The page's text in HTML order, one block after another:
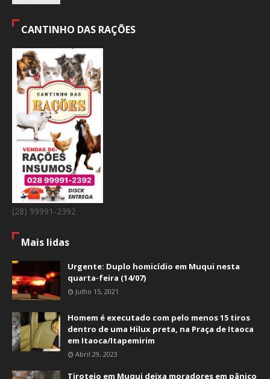
CANTINHO DAS RAÇÕES
(28) 99991-2392
Mais lidas
Urgente: Duplo homicídio em Muqui nesta
quarta-feira (14/07)
Julho 15, 2021
Homem é executado com pelo menos 15 tiros
dentro de uma Hilux preta, na Praça de Itaoca
em Itaoca/Itapemirim
Abril 29, 2023
Tiroteio em Muqui deixa moradores em pânico